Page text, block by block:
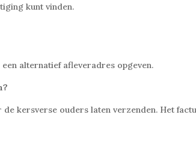
kunt vinden.
alternatief afleveradres opgeven.
kersverse ouders laten verzenden. Het